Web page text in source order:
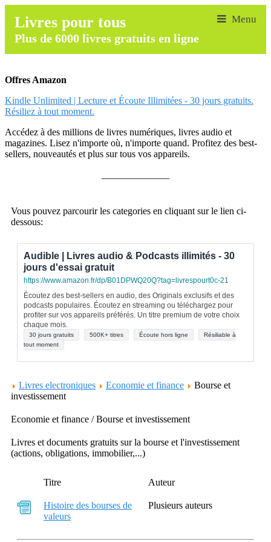
Livres pour tous
Plus de 6000 livres gratuits en ligne
Offres Amazon
Kindle Unlimited | Lecture et Écoute Illimitées - 30 jours gratuits.
Résiliez à tout moment.
Accédez à des millions de livres numériques, livres audio et
magazines. Lisez n'importe où, n'importe quand. Profitez des best-
sellers, nouveautés et plus sur tous vos appareils.
Vous pouvez parcourir les categories en cliquant sur le lien ci-
dessous:
Audible | Livres audio & Podcasts illimités - 30
jours d'essai gratuit
https://www.amazon.fr/dp/B01DPWQ20Q?tag=livrespourt0c-21
Écoutez des best-sellers en audio, des Originals exclusifs et des
podcasts populaires. Écoutez en streaming ou téléchargez pour
profiter sur vos appareils préférés. Un titre premium de votre choix
chaque mois.
30 jours gratuits 500K+ titres Écoute hors ligne
Résiliable à
tout moment
Livres electroniques Economie et finance
Bourse et
investissement
Economie et finance / Bourse et investissement
Livres et documents gratuits sur la bourse et l'investissement
(actions, obligations, immobilier,...)
Titre Auteur
Histoire des bourses de
valeurs
Plusieurs auteurs